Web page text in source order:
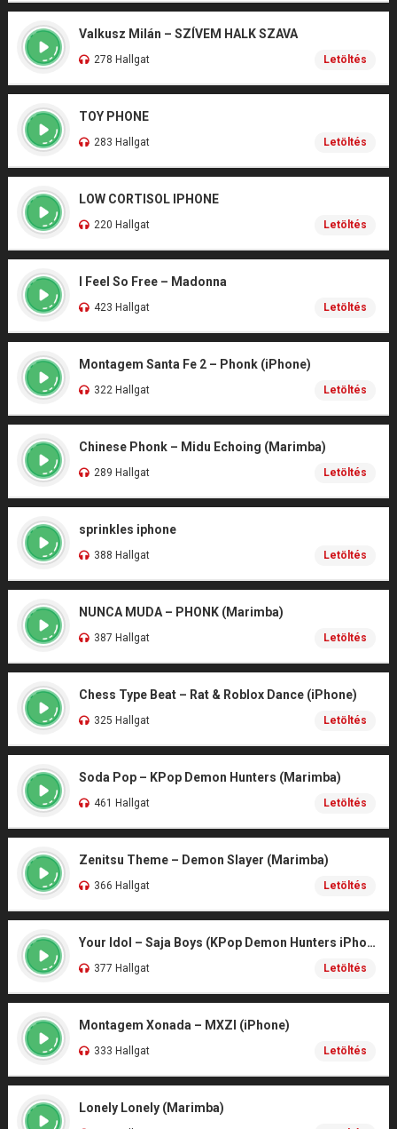
Valkusz Milán – SZÍVEM HALK SZAVA
278 Hallgat Letöltés
TOY PHONE
283 Hallgat Letöltés
LOW CORTISOL IPHONE
220 Hallgat Letöltés
I Feel So Free – Madonna
423 Hallgat Letöltés
Montagem Santa Fe 2 – Phonk (iPhone)
322 Hallgat Letöltés
Chinese Phonk – Midu Echoing (Marimba)
289 Hallgat Letöltés
sprinkles iphone
388 Hallgat Letöltés
NUNCA MUDA – PHONK (Marimba)
387 Hallgat Letöltés
Chess Type Beat – Rat & Roblox Dance (iPhone)
325 Hallgat Letöltés
Soda Pop – KPop Demon Hunters (Marimba)
461 Hallgat Letöltés
Zenitsu Theme – Demon Slayer (Marimba)
366 Hallgat Letöltés
Your Idol – Saja Boys (KPop Demon Hunters iPhone)
377 Hallgat Letöltés
Montagem Xonada – MXZI (iPhone)
333 Hallgat Letöltés
Lonely Lonely (Marimba)